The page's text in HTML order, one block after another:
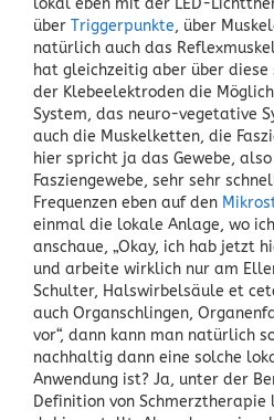
lokal eben mit der LED-
über Triggerpunkte, über
natürlich auch das
hat gleichzeitig aber über diese
der Klebeelektroden die
System, das neuro-vegetative
auch die Muskelketten, die
hier spricht ja das Gewebe,
Fasziengewebe, sehr sehr
Frequenzen eben auf den
einmal die lokale Anlage, wo
anschaue, „Okay, ich hab jetzt
und arbeite wirklich nur am
Schulter, Halswirbelsäule et
auch Organschlingen,
vor“, dann kann man natürlich
nachhaltig dann eine solche
Anwendung ist? Ja, unter der
Definition von